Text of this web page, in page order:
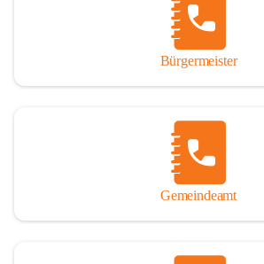
durch das Überlassen von Fotos und
dieses Buches wesentlich beigetragen haben.
Der Zeitdruck war enorm, um das Werk auch
Jubiläumsjahr abschließen zu können. Daher
Ausführlichkeit behandelt erscheinen, oder
andere Fehler unterlief. Die Autoren haben
individuellen Möglichkeiten mit bestem
Andreas Rohatsch wurde auf das System der
Bürgermeister
Gemeindeamt